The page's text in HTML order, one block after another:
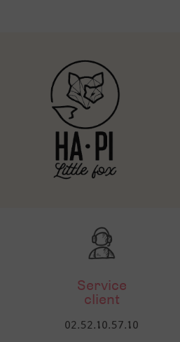
Service
client
02.52.10.57.10